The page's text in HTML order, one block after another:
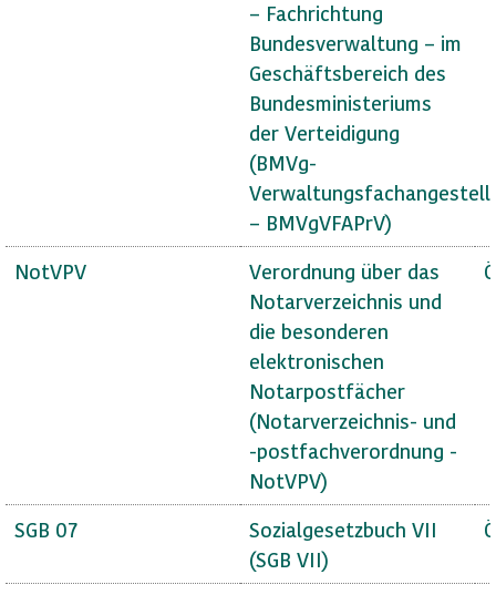
– Fachrichtung
Bundesverwaltung – im
Geschäftsbereich des
Bundesministeriums
der Verteidigung
(BMVg-
– BMVgVFAPrV)
NotVPV
Verordnung über das
Notarverzeichnis und
die besonderen
elektronischen
Notarpostfächer
(Notarverzeichnis- und
-postfachverordnung -
NotVPV)
SGB 07
Sozialgesetzbuch VII
(SGB VII)